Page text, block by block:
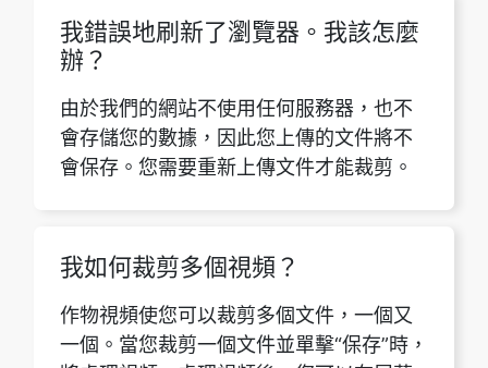
辦？
由於我們的網站不使用任何服務器，也不
會存儲您的數據，因此您上傳的文件將不
會保存。您需要重新上傳文件才能裁剪。
作物視頻使您可以裁剪多個文件，一個又
一個。當您裁剪一個文件並單擊“保存”時，
將處理視頻。處理視頻後，您可以在屏幕